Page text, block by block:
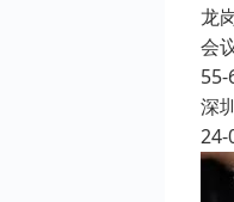
龙
会
深
24-